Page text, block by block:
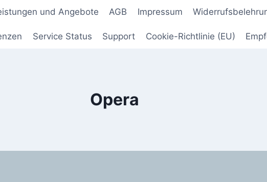
und Angebote AGB Impressum
Service Status Support Cookie-Richtlinie (EU)
Opera